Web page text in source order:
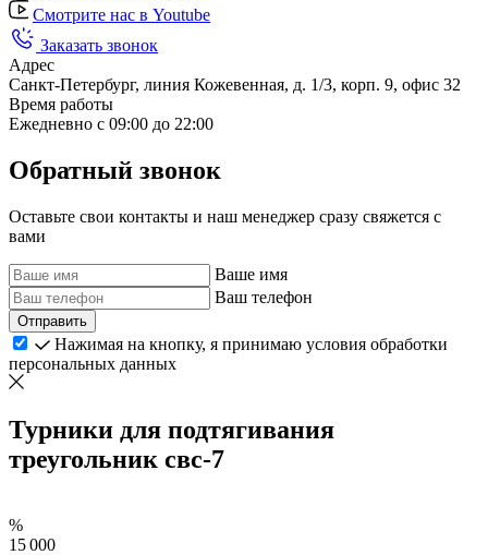
Смотрите нас в Youtube
Заказать звонок
Адрес
Санкт-Петербург, линия Кожевенная, д. 1/3, корп. 9, офис 32
Время работы
Ежедневно с 09:00 до 22:00
Обратный звонок
Оставьте свои контакты и наш менеджер сразу свяжется с
вами
Ваше имя
Ваш телефон
Отправить
Нажимая на кнопку, я принимаю условия обработки
персональных данных
Турники для подтягивания
треугольник свс-7
%
15 000